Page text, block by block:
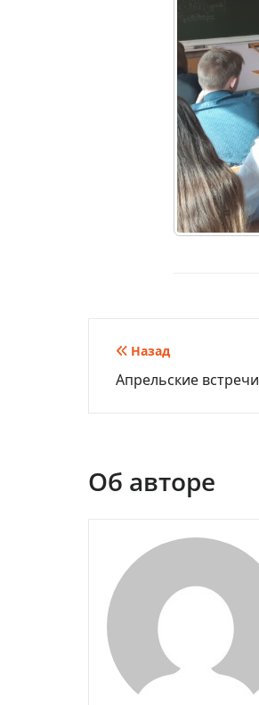
Навигация
по
Назад
Апрельские встречи
Об авторе